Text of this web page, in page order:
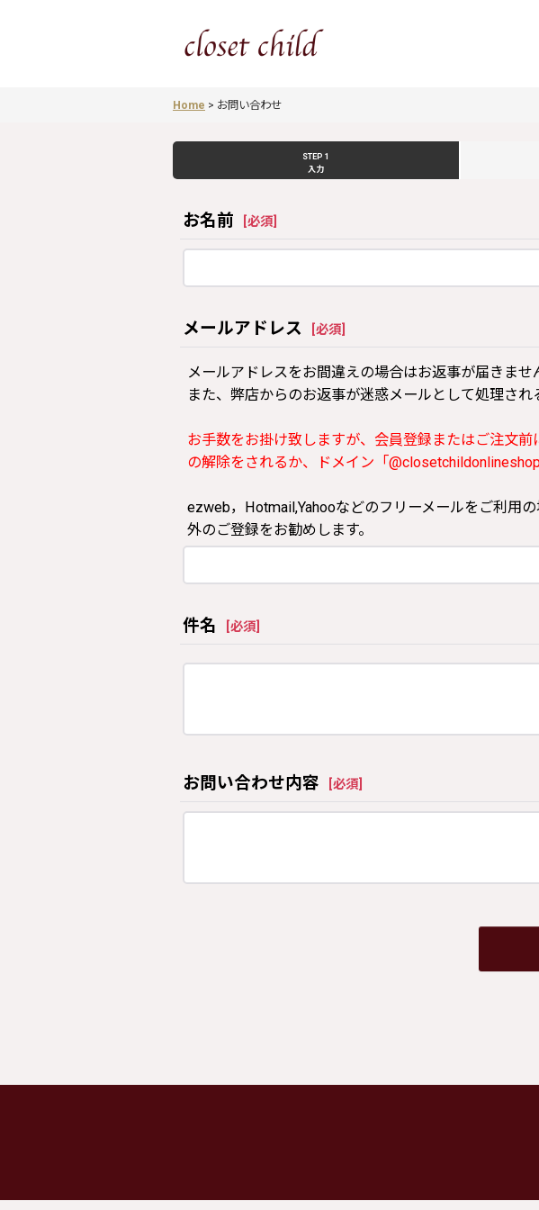
Home > お問い合わせ
STEP 1
入力
お名前 必須
メールアドレス 必須
メールアドレスをお間違えの場合はお返事が届きませ
また、弊店からのお返事が迷惑メールとして処理さ
お手数をお掛け致しますが、会員登録またはご注文
の解除をされるか、ドメイン「
ezweb，Hotmail,Yahooなどのフリーメールをご利用
外のご登録をお勧めします。
件名 必須
お問い合わせ内容 必須